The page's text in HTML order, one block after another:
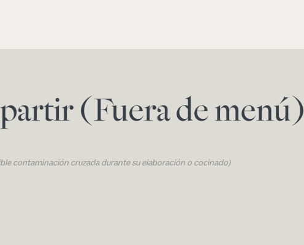
(Fuera de menú)
contaminación cruzada durante su elaboración o cocinado)